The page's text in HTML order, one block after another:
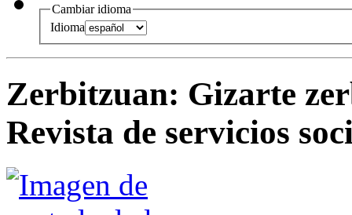
Cambiar idioma
Idioma
Zerbitzuan: Gizarte
Revista de servicios